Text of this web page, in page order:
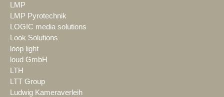
LMP
LMP Pyrotechnik
LOGIC media solutions
Look Solutions
loop light
loud GmbH
LTH
LTT Group
Ludwig Kameraverleih